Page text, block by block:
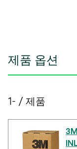
제품 옵션
1- / 제품